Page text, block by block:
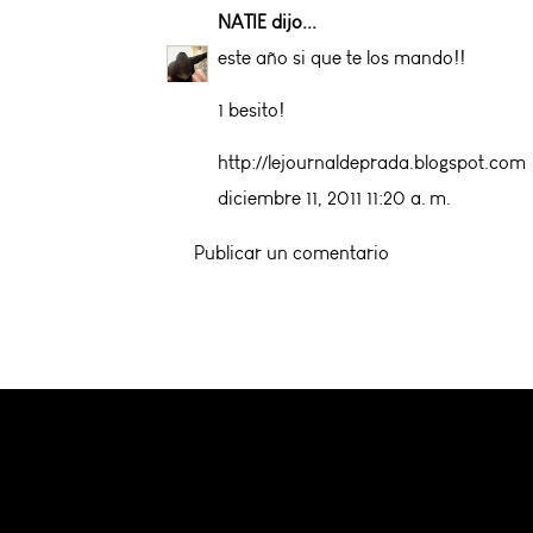
NATIE dijo...
este año si que te los mando!!
1 besito!
http://lejournaldeprada.blogspot.com
diciembre 11, 2011 11:20 a. m.
Publicar un comentario